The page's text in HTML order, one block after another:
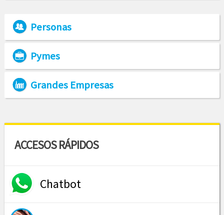
Personas
Pymes
Grandes Empresas
ACCESOS RÁPIDOS
Chatbot